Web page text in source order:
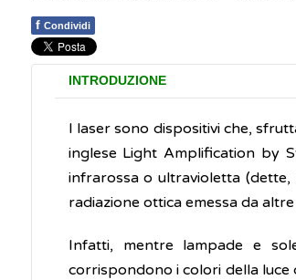
f Condividi
INTRODUZIONE
I laser sono dispositivi che,
inglese Light Amplification by
infrarossa o ultravioletta (dette,
radiazione ottica emessa da
Infatti, mentre lampade e
corrispondono i colori della luce